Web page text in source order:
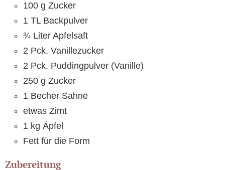
100 g Zucker
1 TL Backpulver
¾ Liter Apfelsaft
2 Pck. Vanillezucker
2 Pck. Puddingpulver (Vanille)
250 g Zucker
1 Becher Sahne
etwas Zimt
1 kg Äpfel
Fett für die Form
Zubereitung